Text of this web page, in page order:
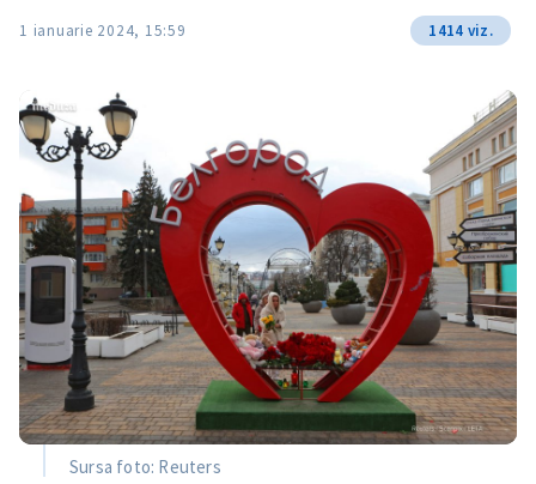
1 ianuarie 2024, 15:59 1414 viz.
Sursa foto: Reuters